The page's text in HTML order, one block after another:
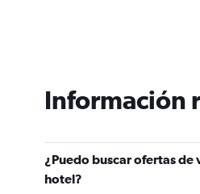
Información
¿Puedo buscar ofertas de
hotel?